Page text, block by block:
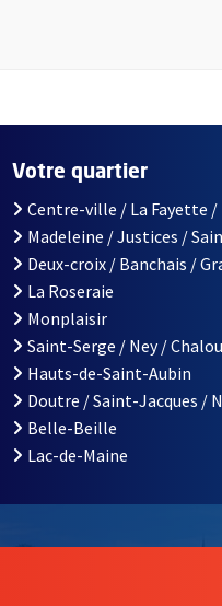
email (champ obligatoire)
D'INSCRIPTION À LA
fenêtre
Votre quartier
Centre-ville / La Fayette /
Madeleine / Justices /
Deux-croix / Banchais /
La Roseraie
Monplaisir
Saint-Serge / Ney /
Hauts-de-Saint-Aubin
Doutre / Saint-Jacques /
Belle-Beille
Lac-de-Maine